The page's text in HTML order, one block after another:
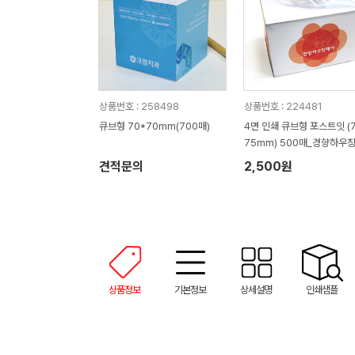
상품번호 : 258498
큐브형 70*70mm(700매)
견적문의
상품번호 : 224481
4면 인쇄 큐브형 포스트잇
75mm) 500매_경향하우
어
2,500원
상품정보 기본정보 상세설명 인쇄샘플